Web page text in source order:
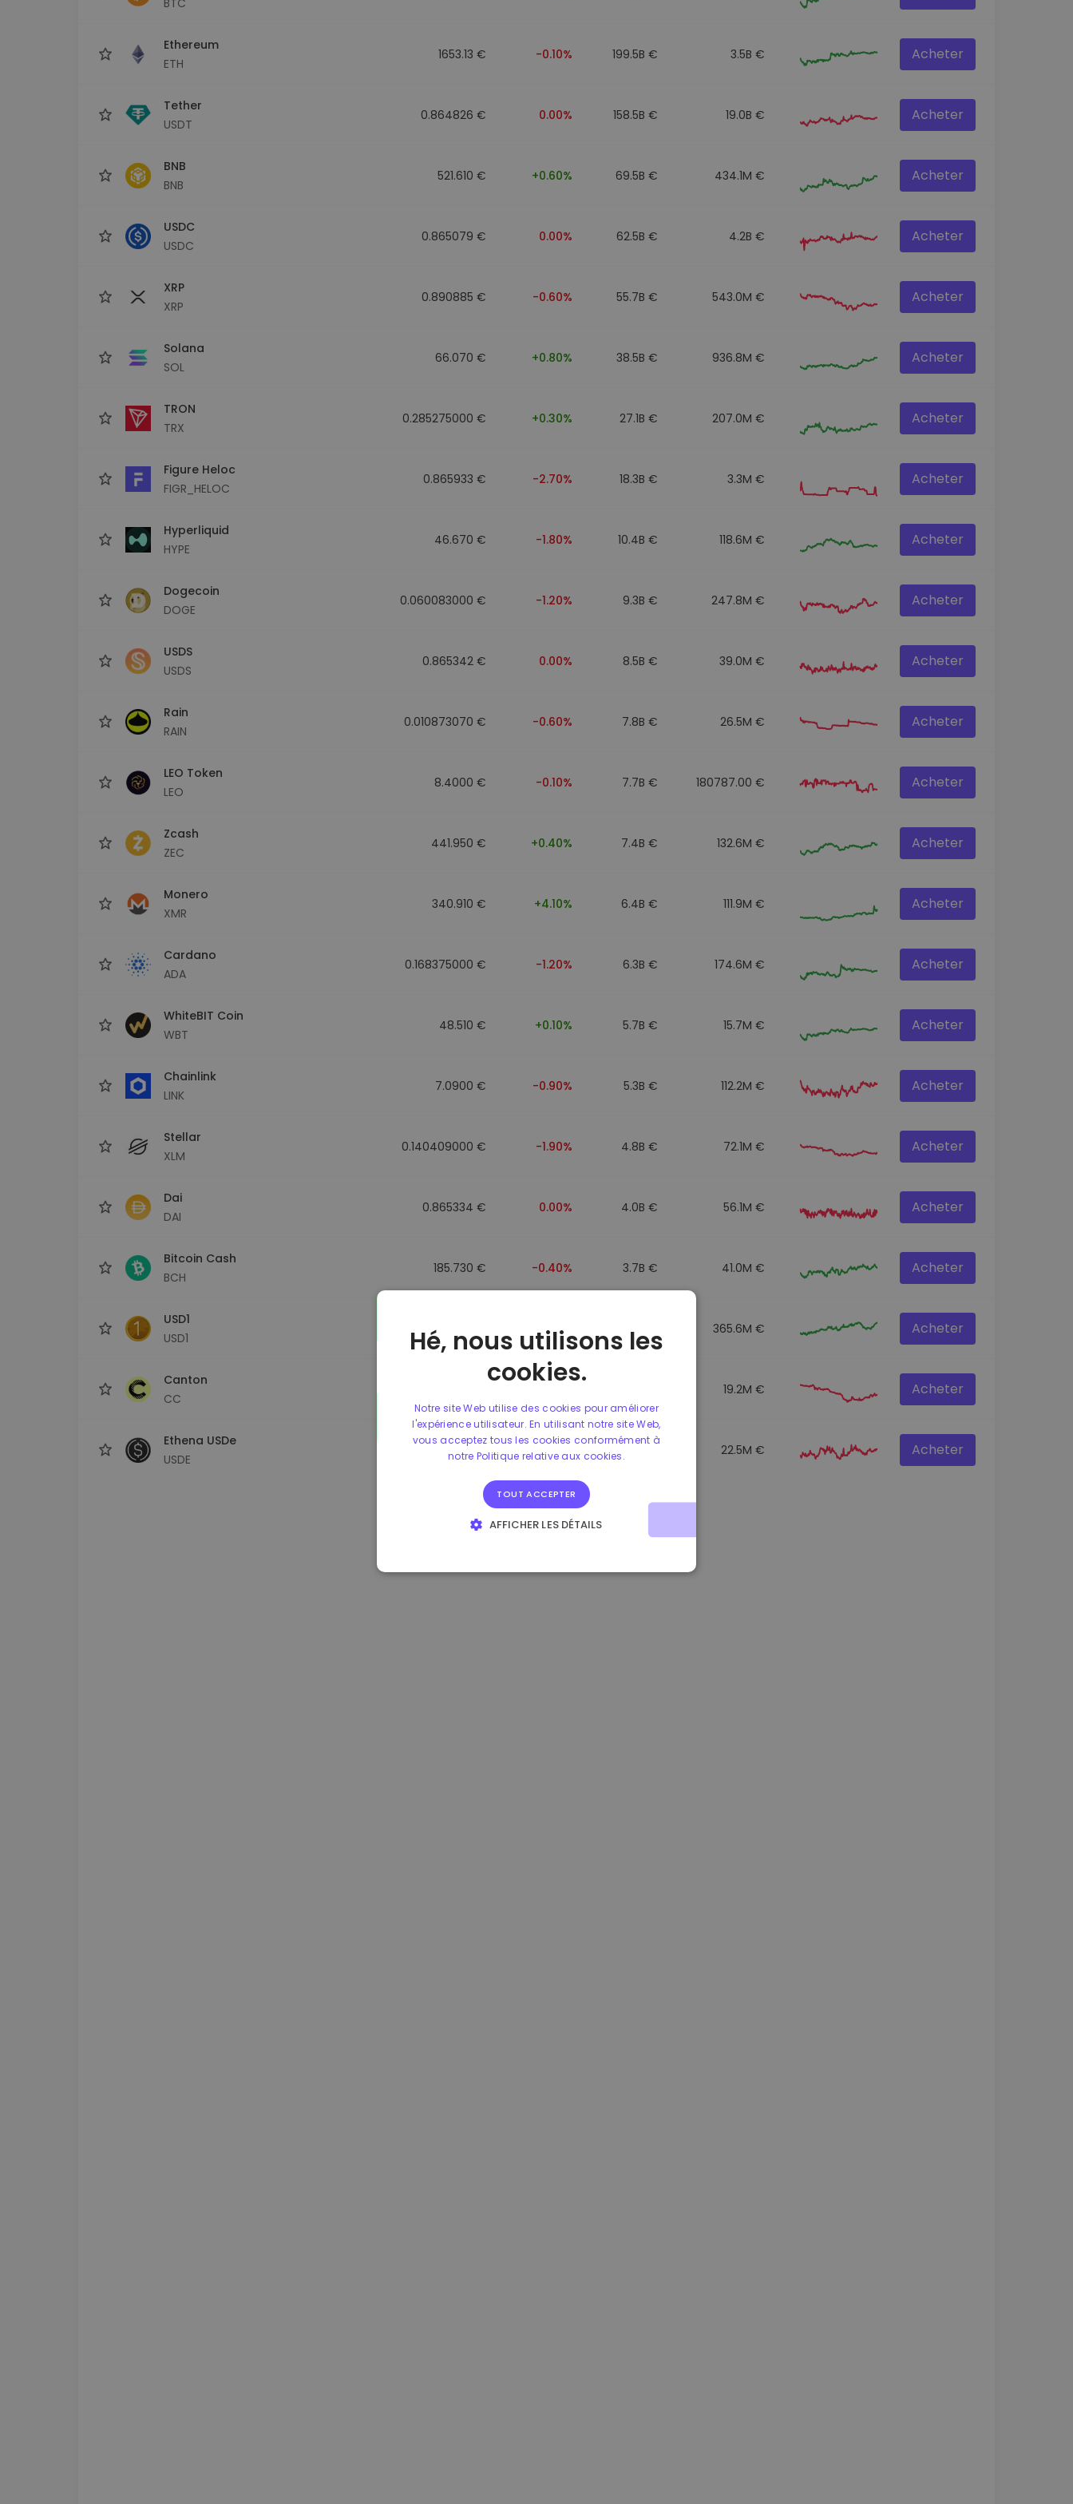
Ethereum
ETH
1653.13 € -0.10% 199.5B € 3.5B € Acheter
Tether
USDT
0.864826 € 0.00% 158.5B € 19.0B € Acheter
BNB
BNB
521.610 € +0.60% 69.5B € 434.1M € Acheter
USDC
USDC
0.865079 € 0.00% 62.5B € 4.2B € Acheter
XRP
XRP
0.890885 € -0.60% 55.7B € 543.0M € Acheter
Solana
SOL
66.070 € +0.80% 38.5B € 936.8M € Acheter
TRON
TRX
0.285275000 € +0.30% 27.1B € 207.0M € Acheter
Figure Heloc
FIGR_HELOC
0.865933 € -2.70% 18.3B € 3.3M € Acheter
Hyperliquid
HYPE
46.670 € -1.80% 10.4B € 118.6M € Acheter
Dogecoin
DOGE
0.060083000 € -1.20% 9.3B € 247.8M € Acheter
USDS
USDS
0.865342 € 0.00% 8.5B € 39.0M € Acheter
Rain
RAIN
0.010873070 € -0.60% 7.8B € 26.5M € Acheter
LEO Token
LEO
8.4000 € -0.10% 7.7B € 180787.00 € Acheter
Zcash
ZEC
441.950 € +0.40% 7.4B € 132.6M € Acheter
Monero
XMR
340.910 € +4.10% 6.4B € 111.9M € Acheter
Cardano
ADA
0.168375000 € -1.20% 6.3B € 174.6M € Acheter
WhiteBIT Coin
WBT
48.510 € +0.10% 5.7B € 15.7M € Acheter
Chainlink
LINK
7.0900 € -0.90% 5.3B € 112.2M € Acheter
Stellar
XLM
0.140409000 € -1.90% 4.8B € 72.1M € Acheter
Dai
DAI
0.865334 € 0.00% 4.0B € 56.1M € Acheter
Bitcoin Cash
BCH
185.730 € -0.40% 3.7B € 41.0M € Acheter
USD1
USD1
0.865269 € +0.10% 3.5B € 365.6M € Acheter
Canton
CC
19.2M € Acheter
Ethena USDe
USDE
0.865095 € 0.00% 22.5M € Acheter
Hé, nous utilisons les
cookies.
Notre site Web utilise des cookies pour améliorer
l'expérience utilisateur. En utilisant notre site Web,
vous acceptez tous les cookies conformément à
notre Politique relative aux cookies.
TOUT ACCEPTER
AFFICHER LES DÉTAILS